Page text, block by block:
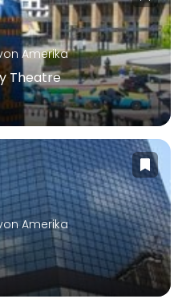
Amerika
Theatre
Amerika